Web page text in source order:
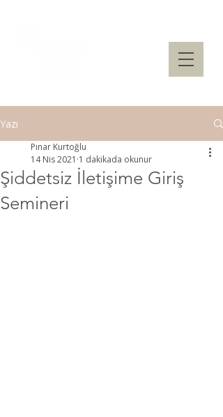
Yazı
Şiddetsiz İletişime Giriş
Semineri
Pınar Kurtoğlu
14 Nis 2021 1 dakikada okunur